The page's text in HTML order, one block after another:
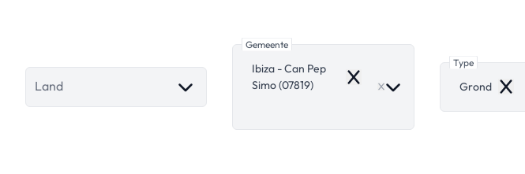
Land
Gemeente
Ibiza - Can Pep
Simo (07819)
Remove
Type
Grond